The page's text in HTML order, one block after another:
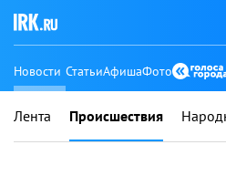
Новости СтатьиАфишаФото
Лента Происшествия